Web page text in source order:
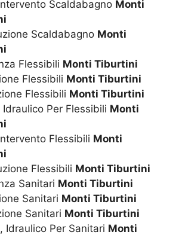
Scaldabagno Monti
Scaldabagno Monti
Flessibili Monti Tiburtini
Flessibili Monti Tiburtini
Flessibili Monti Tiburtini
Idraulico Per Flessibili Monti
Flessibili Monti
Flessibili Monti Tiburtini
Sanitari Monti Tiburtini
Sanitari Monti Tiburtini
Sanitari Monti Tiburtini
Idraulico Per Sanitari Monti